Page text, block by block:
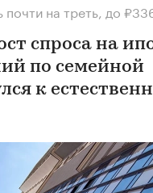
почти на треть, до
спроса на
по семейной
к